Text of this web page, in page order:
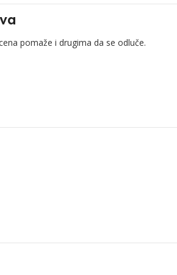
pomaže i drugima da se odluče.